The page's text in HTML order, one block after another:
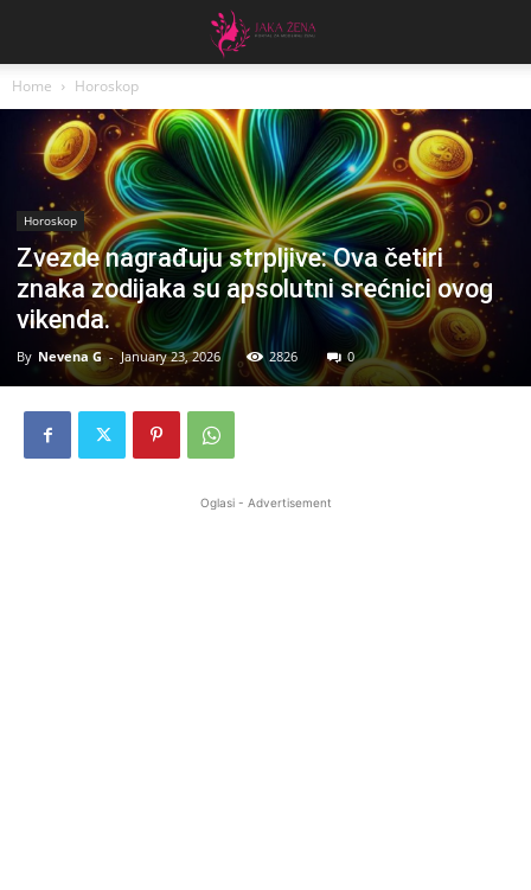
Home Horoskop
Horoskop
Zvezde nagrađuju strpljive: Ova četiri
znaka zodijaka su apsolutni srećnici ovog
vikenda.
By Nevena G - January 23, 2026 2826 0
Oglasi - Advertisement